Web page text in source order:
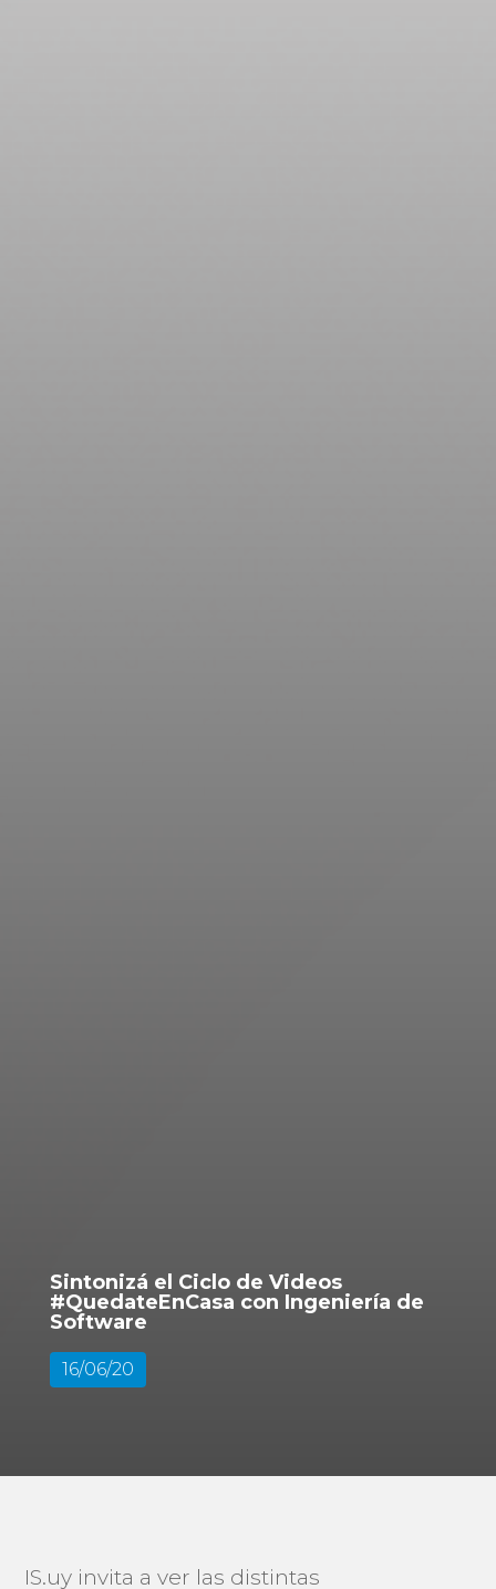
Sintonizá el Ciclo de Videos
#QuedateEnCasa con Ingeniería de
Software
16/06/20
IS.uy invita a ver las distintas